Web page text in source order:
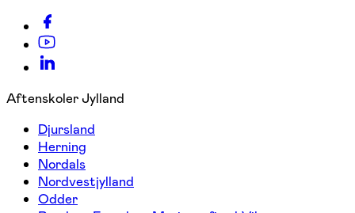
Aftenskoler Jylland
Djursland
Herning
Nordals
Nordvestjylland
Odder